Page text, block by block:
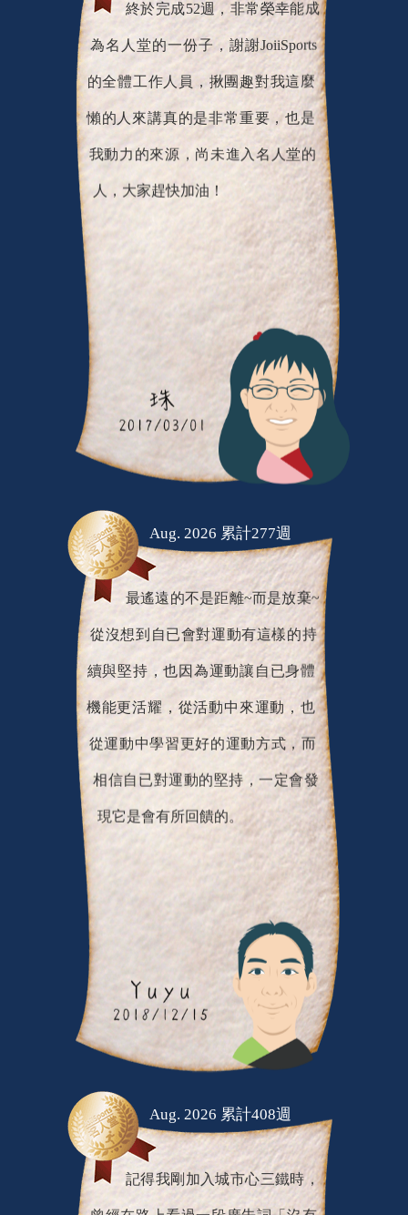
終於完成52週，非常榮幸能成
為名人堂的一份子，謝謝JoiiSports
的全體工作人員，揪團趣對我這麼
懶的人來講真的是非常重要，也是
我動力的來源，尚未進入名人堂的
人，大家趕快加油！
Aug. 2026 累計277週
最遙遠的不是距離~而是放棄~
從沒想到自已會對運動有這樣的持
續與堅持，也因為運動讓自已身體
機能更活耀，從活動中來運動，也
從運動中學習更好的運動方式，而
相信自已對運動的堅持，一定會發
現它是會有所回饋的。
Aug. 2026 累計408週
記得我剛加入城市心三鐵時，
曾經在路上看過一段廣告詞「沒有